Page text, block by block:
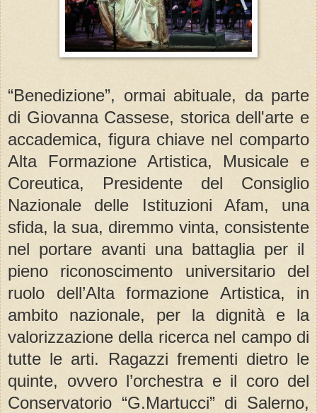
“Benedizione”, ormai abituale, da parte
di Giovanna Cassese, storica dell'arte e
accademica, figura chiave nel comparto
Alta Formazione Artistica, Musicale e
Coreutica, Presidente del Consiglio
Nazionale delle Istituzioni Afam, una
sfida, la sua, diremmo vinta, consistente
nel portare avanti una battaglia per il
pieno riconoscimento universitario del
ruolo dell’Alta formazione Artistica, in
ambito nazionale, per la dignità e la
valorizzazione della ricerca nel campo di
tutte le arti. Ragazzi frementi dietro le
quinte, ovvero l’orchestra e il coro del
Conservatorio “G.Martucci” di Salerno,